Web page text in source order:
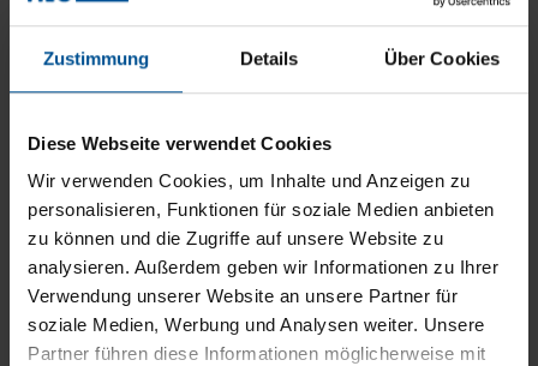
Zustimmung Details Über Cookies
Diese Webseite verwendet Cookies
Wir verwenden Cookies, um Inhalte und Anzeigen zu
personalisieren, Funktionen für soziale Medien anbieten
zu können und die Zugriffe auf unsere Website zu
analysieren. Außerdem geben wir Informationen zu Ihrer
Verwendung unserer Website an unsere Partner für
soziale Medien, Werbung und Analysen weiter. Unsere
Partner führen diese Informationen möglicherweise mit
Le calcul de la rentabilité est convaincant :
l’entreprise thermofin économise plus d’1 million
d’euros au
fonctionnement de son VACUDEST.